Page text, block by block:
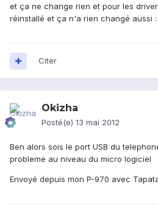
et ça ne change rien et pour les
réinstallé et ça n'a rien changé aussi
Citer
Okizha
Posté(e) 13 mai 2012
Ben alors sois le port USB du
probleme au niveau du micro logiciel
Envoyé depuis mon P-970 avec